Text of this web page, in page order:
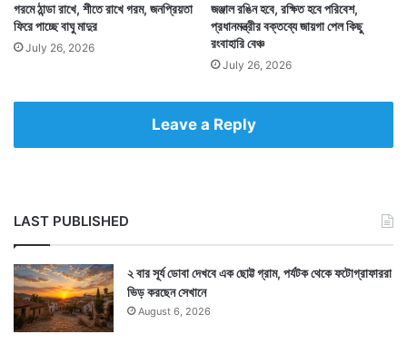
গরমে ঠান্ডা রাখে, শীতে রাখে গরম, জনপ্রিয়তা
ফিরে পাচ্ছে বাঘু মাদুর
July 26, 2026
জঞ্জাল রঙিন হবে, রক্ষিত হবে পরিবেশ,
প্রধানমন্ত্রীর বক্তব্যে জায়গা পেল কিছু
রংবাহারি বেঞ্চ
July 26, 2026
Leave a Reply
LAST PUBLISHED
২ বার সূর্য ডোবা দেখবে এক ছোট্ট গ্রাম, পর্যটক থেকে ফটোগ্রাফাররা
ভিড় করছেন সেখানে
August 6, 2026